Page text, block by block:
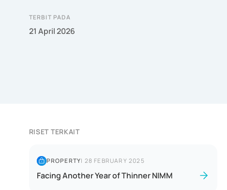
TERBIT PADA
21 April 2026
RISET TERKAIT
PROPERTY| 28 FEBRUARY 2025
Facing Another Year of Thinner NIMM